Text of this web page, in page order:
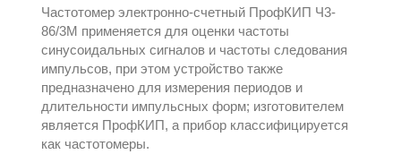
Частотомер электронно-счетный ПрофКИП Ч3-
86/3М применяется для оценки частоты
синусоидальных сигналов и частоты следования
импульсов, при этом устройство также
предназначено для измерения периодов и
длительности импульсных форм; изготовителем
является ПрофКИП, а прибор классифицируется
как частотомеры.